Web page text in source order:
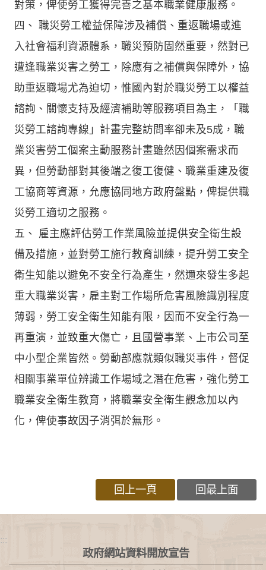
對策，俾使勞工獲得完善之基本職業健康服務。
四、 職災勞工權益保障涉及補償、重返職場或進
入社會福利資源體系，職災預防固然重要，然對已
遭逢職業災害之勞工，除應有之補償與保障外，協
助重返職場尤為迫切，惟國內對於職災勞工以權益
諮詢、關懷支持及經濟補助等服務項目為主，「職
災勞工諮詢專線」計畫完整訪問率卻未及5成，職
業災害勞工個案主動服務計畫雖然因個案需求而
異，但勞動部對其後端之復工復健、職業重建及復
工協商等資源，允應協同地方政府盤點，俾提供職
災勞工適切之服務。
五、 雇主應評估勞工作業風險並提供安全衛生設
備及措施，並對勞工施行教育訓練，提升勞工安全
衛生知能以避免不安全行為產生，然邇來發生多起
重大職業災害，雇主對工作場所危害風險識別程度
薄弱，勞工安全衛生知能有限，因而不安全行為一
再重演，並致重大傷亡，且國營事業、上市公司至
中小型企業皆然。勞動部應就類似職災事件，督促
相關事業單位辨識工作場域之潛在危害，強化勞工
職業安全衛生教育，將職業安全衛生觀念加以內
化，俾使事故因子消弭於無形。
回上一頁 回最上面
:::
政府網站資料開放宣告